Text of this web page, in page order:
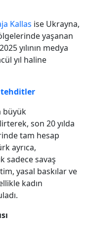
Kallas ise Ukrayna,
yaşanan
yılının medya
yıl haline
tehditler
büyük
son 20 yılda
tam hesap
ayrıca,
sadece savaş
yasal baskılar ve
kadın